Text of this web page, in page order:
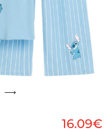
16.09€